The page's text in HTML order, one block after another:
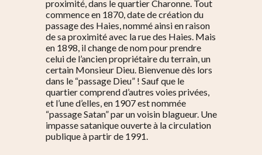
proximité, dans le quartier Charonne. Tout
commence en 1870, date de création du
passage des Haies, nommé ainsi en raison
de sa proximité avec la rue des Haies. Mais
en 1898, il change de nom pour prendre
celui de l’ancien propriétaire du terrain, un
certain Monsieur Dieu. Bienvenue dès lors
dans le “passage Dieu” ! Sauf que le
quartier comprend d’autres voies privées,
et l’une d’elles, en 1907 est nommée
“passage Satan” par un voisin blagueur. Une
impasse satanique ouverte à la circulation
publique à partir de 1991.